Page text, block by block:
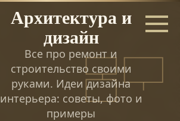
Архитектура и
дизайн
Все про ремонт и
строительство своими
руками. Идеи дизайна
интерьера: советы, фото и
примеры